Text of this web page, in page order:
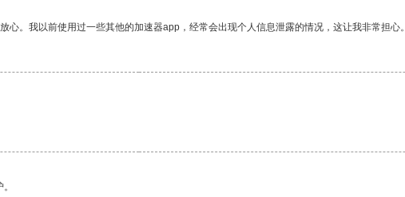
。我以前使用过一些其他的加速器app，经常会出现个人信息泄露的情况，这让我非常担心。